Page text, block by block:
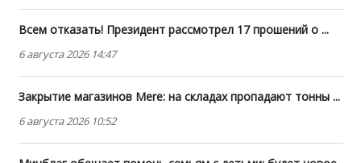
Всем отказать! Президент рассмотрел 17 прошений о ...
6 августа 2026 14:47
Закрытие магазинов Mere: на складах пропадают тонны ...
6 августа 2026 10:52